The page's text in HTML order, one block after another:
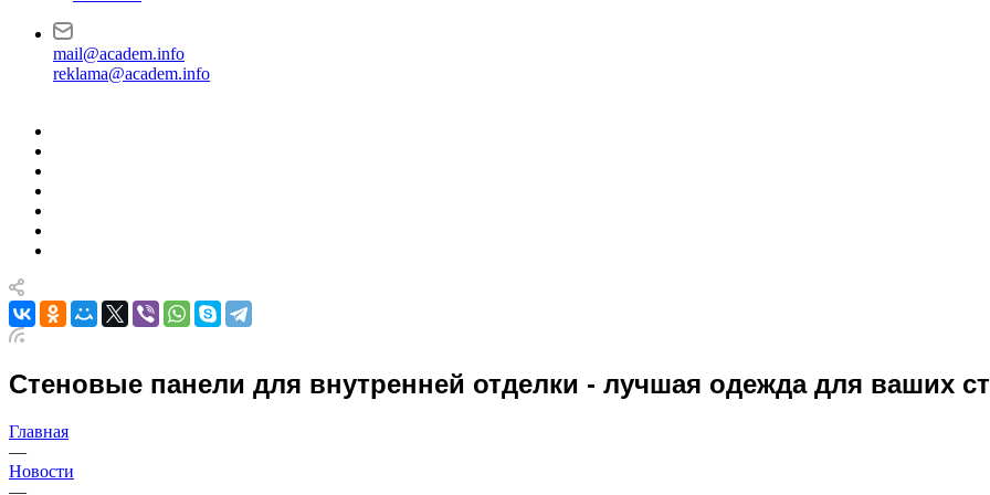
mail@academ.info
reklama@academ.info
Стеновые панели для внутренней отделки - лучшая одежда для ваших
Главная
—
Новости
—